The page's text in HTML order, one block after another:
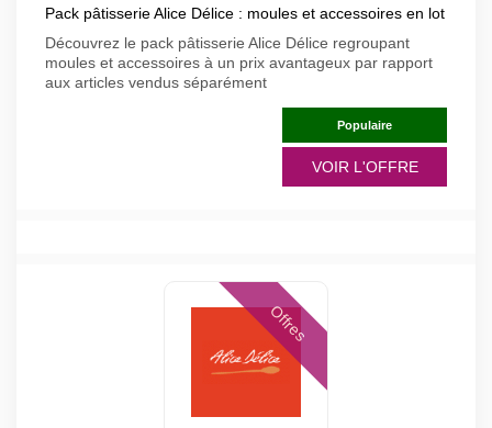
Pack pâtisserie Alice Délice : moules et accessoires en lot
Découvrez le pack pâtisserie Alice Délice regroupant
moules et accessoires à un prix avantageux par rapport
aux articles vendus séparément
Populaire
VOIR L'OFFRE
Offres